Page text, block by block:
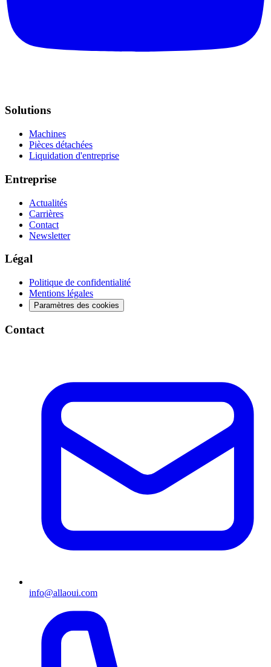
Solutions
Machines
Pièces détachées
Liquidation d'entreprise
Entreprise
Actualités
Carrières
Contact
Newsletter
Légal
Politique de confidentialité
Mentions légales
Paramètres des cookies
Contact
info@allaoui.com